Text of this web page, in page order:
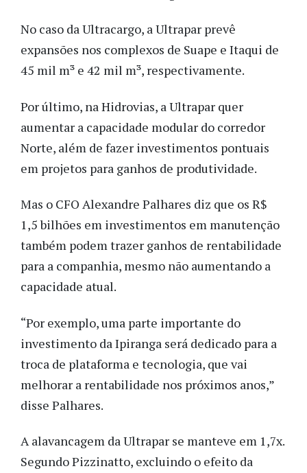
No caso da Ultracargo, a Ultrapar prevê
expansões nos complexos de Suape e Itaqui de
45 mil m³ e 42 mil m³, respectivamente.
Por último, na Hidrovias, a Ultrapar quer
aumentar a capacidade modular do corredor
Norte, além de fazer investimentos pontuais
em projetos para ganhos de produtividade.
Mas o CFO Alexandre Palhares diz que os R$
1,5 bilhões em investimentos em manutenção
também podem trazer ganhos de rentabilidade
para a companhia, mesmo não aumentando a
capacidade atual.
“Por exemplo, uma parte importante do
investimento da Ipiranga será dedicado para a
troca de plataforma e tecnologia, que vai
melhorar a rentabilidade nos próximos anos,”
disse Palhares.
A alavancagem da Ultrapar se manteve em 1,7x.
Segundo Pizzinatto, excluindo o efeito da